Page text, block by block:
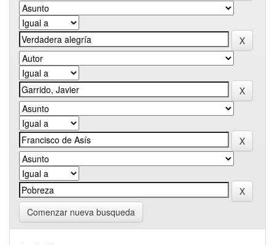
Comenzar nueva busqueda